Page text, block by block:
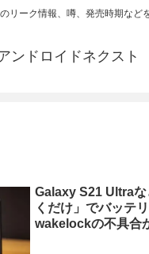
リーク情報、噂、発売時期など
ンドロイドネクスト
Galaxy S21 Ultra
くだけ」でバッテ
wakelockの不具合